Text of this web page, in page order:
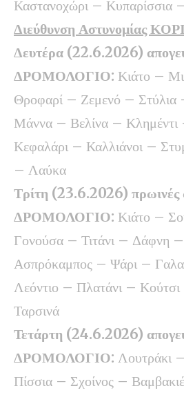
Καστανοχώρι – Κυπαρίσσια
Διεύθυνση Αστυνομίας
Δευτέρα (22.6.2026)
ΔΡΟΜΟΛΟΓΙΟ: Κιάτο –
Θροφαρί – Ζεμενό – Στύλια
Μάννα – Βελίνα – Κλημέντι
Κεφαλάρι – Καλλιάνοι –
– Λαύκα
Τρίτη (23.6.2026) πρωινές
ΔΡΟΜΟΛΟΓΙΟ: Κιάτο –
Γονούσα – Τιτάνι – Δάφνη
Ασπρόκαμπος – Ψάρι –
Λεόντιο – Πλατάνι –
Ταρσινά
Τετάρτη (24.6.2026)
ΔΡΟΜΟΛΟΓΙΟ: Λουτράκι
Πίσσια – Σχοίνος –